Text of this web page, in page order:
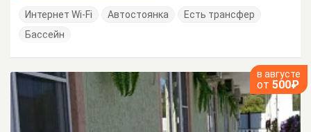
Интернет Wi-Fi Автостоянка
Есть трансфер
Бассейн
в августе
от 500₽